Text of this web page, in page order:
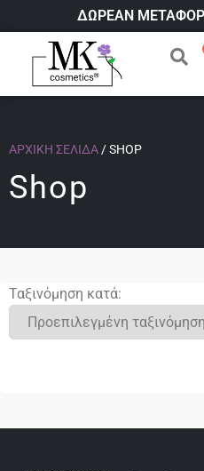
ΔΩΡΕΑΝ
ΑΡΧΙΚΉ ΣΕΛΊΔΑ / SHOP
Shop
Ταξινόμηση κατά: